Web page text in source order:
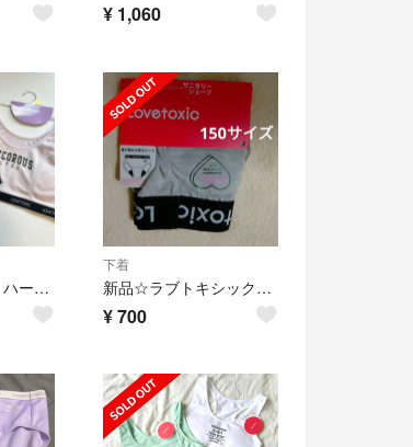
¥ 1,060
新品 ラブトキ ハーフトップブラ 160サイズ 2枚
下着
新品☆ラブトキシック ロングシート サニタリーショーツ150サイズ・
¥700